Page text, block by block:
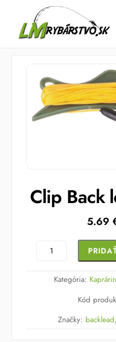
content
Clip Back
5.69
množstvo
Kategória:
Kód
Značky: backlead,